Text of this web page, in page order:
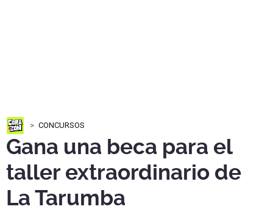
CONCURSOS
Gana una beca para el
taller extraordinario de
La Tarumba